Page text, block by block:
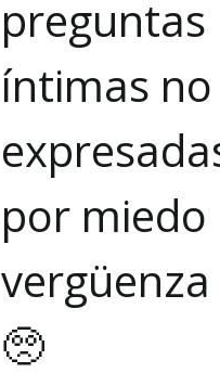
preguntas
íntimas no
por miedo
vergüenza
🥺